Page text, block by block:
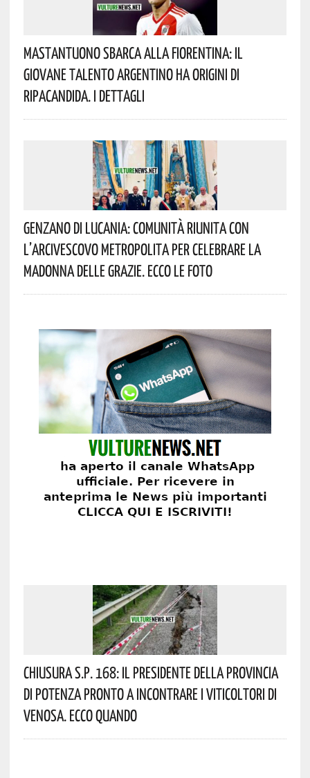
Mastantuono Sbarca Alla Fiorentina: Il
Giovane Talento Argentino Ha Origini Di
Ripacandida. I Dettagli
Genzano Di Lucania: Comunità Riunita Con
L’Arcivescovo Metropolita Per Celebrare La
Madonna Delle Grazie. Ecco Le Foto
Chiusura S.P. 168: Il Presidente Della Provincia
Di Potenza Pronto A Incontrare I Viticoltori Di
Venosa. Ecco Quando